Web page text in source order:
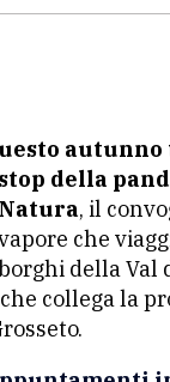
stop della
Natura, il
che
della Val
collega la